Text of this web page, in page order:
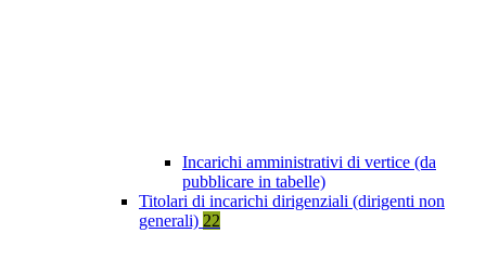
Incarichi amministrativi di vertice (da
pubblicare in tabelle)
Titolari di incarichi dirigenziali (dirigenti non
generali) 22